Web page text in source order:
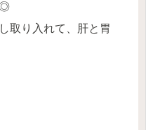
◎
取り入れて、肝と胃